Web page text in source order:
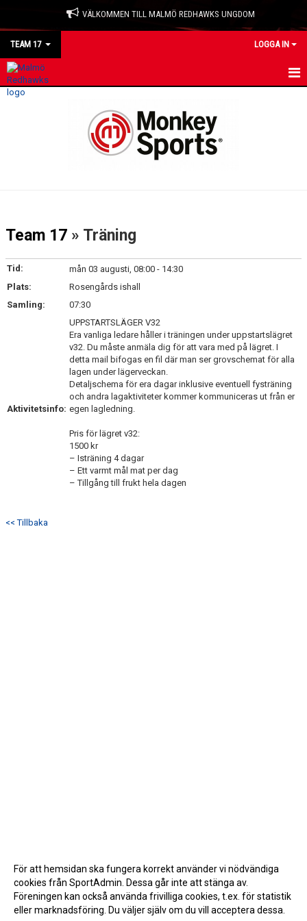
VÄLKOMMEN TILL MALMÖ REDHAWKS UNGDOM
TEAM 17 LOGGA IN
HEM
KONTAKT
Team 17 » Träning
Tid:
mån 03 augusti, 08:00 - 14:30
Plats:
Rosengårds ishall
Samling:
07:30
Aktivitetsinfo:
UPPSTARTSLÄGER V32
Era vanliga ledare håller i träningen under uppstartslägret
v32. Du måste anmäla dig för att vara med på lägret. I
detta mail bifogas en fil där man ser grovschemat för alla
lagen under lägerveckan.
Detaljschema för era dagar inklusive eventuell fysträning
och andra lagaktiviteter kommer kommuniceras ut från er
egen lagledning.
Pris för lägret v32:
1500 kr
– Isträning 4 dagar
– Ett varmt mål mat per dag
– Tillgång till frukt hela dagen
<< Tillbaka
För att hemsidan ska fungera korrekt använder vi nödvändiga
cookies från SportAdmin. Dessa går inte att stänga av.
Föreningen kan också använda frivilliga cookies, t.ex. för statistik
eller marknadsföring. Du väljer själv om du vill acceptera dessa.